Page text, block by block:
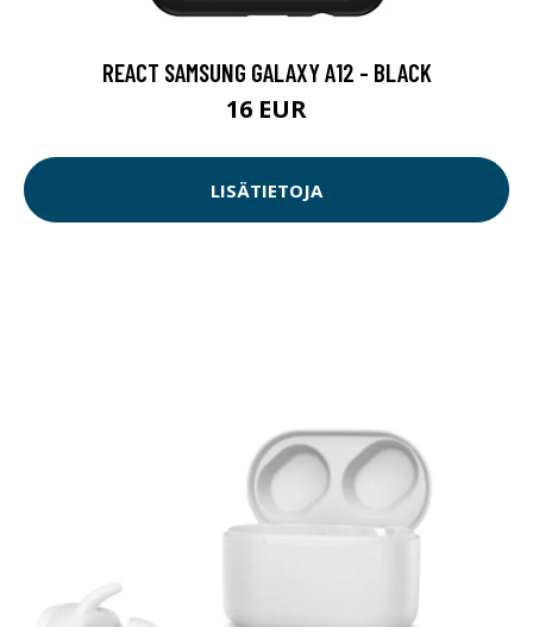
REACT SAMSUNG GALAXY A12 - BLACK
16 EUR
LISÄTIETOJA